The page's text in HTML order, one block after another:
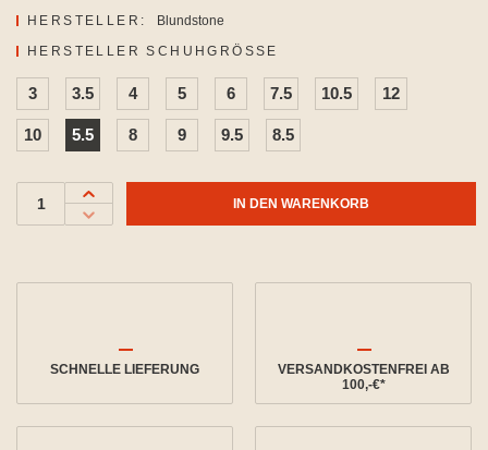
HERSTELLER:
Blundstone
HERSTELLER SCHUHGRÖSSE
3 3.5 4 5 6 7.5 10.5 12
10 5.5 8 9 9.5 8.5
IN DEN WARENKORB
SCHNELLE LIEFERUNG
VERSANDKOSTENFREI AB
100,-€*